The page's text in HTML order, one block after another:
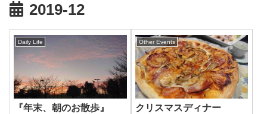
2019-12
Daily Life
『年末、朝のお散歩』
Other Events
クリスマスディナー